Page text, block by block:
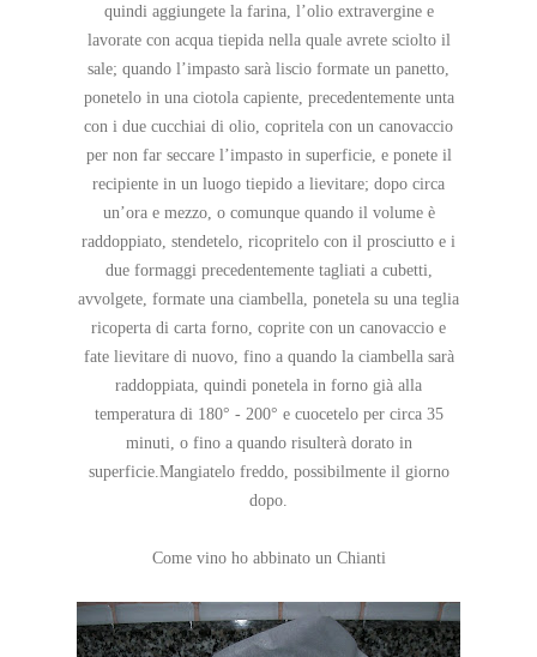
quindi aggiungete la farina, l’olio extravergine e
lavorate con acqua tiepida nella quale avrete sciolto il
sale; quando l’impasto sarà liscio formate un panetto,
ponetelo in una ciotola capiente, precedentemente unta
con i due cucchiai di olio, copritela con un canovaccio
per non far seccare l’impasto in superficie, e ponete il
recipiente in un luogo tiepido a lievitare; dopo circa
un’ora e mezzo, o comunque quando il volume è
raddoppiato, stendetelo, ricopritelo con il prosciutto e i
due formaggi precedentemente tagliati a cubetti,
avvolgete, formate una ciambella, ponetela su una teglia
ricoperta di carta forno, coprite con un canovaccio e
fate lievitare di nuovo, fino a quando la ciambella sarà
raddoppiata, quindi ponetela in forno già alla
temperatura di 180° - 200° e cuocetelo per circa 35
minuti, o fino a quando risulterà dorato in
superficie.Mangiatelo freddo, possibilmente il giorno
dopo.
Come vino ho abbinato un Chianti